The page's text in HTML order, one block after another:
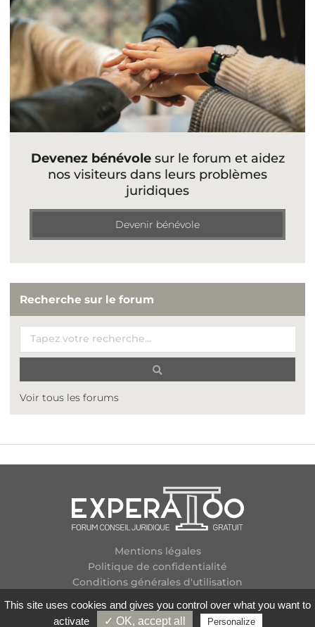
Devenez bénévolesur le forum et aidez
nos visiteurs dans leurs problèmes
juridiques
Devenir bénévole
Recherche sur le forum
Voir tous les forums
Mentions légales
Politique de confidentialité
Conditions générales d'utilisation
Contactez-nous
This site uses cookies and gives you control over what you want to
activate
✓ OK, accept all Personalize